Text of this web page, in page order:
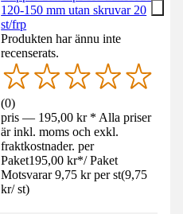
120-150 mm utan skruvar 20
st/frp
Produkten har ännu inte
recenserats.
(0)
pris — 195,00 kr * Alla priser
är inkl. moms och exkl.
fraktkostnader. per
Paket195,00 kr*/ Paket
Motsvarar 9,75 kr per st(9,75
kr/ st)